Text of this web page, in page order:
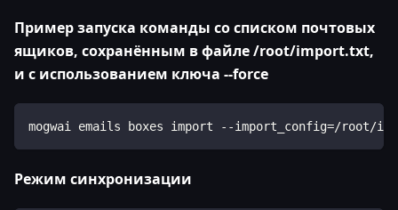
Пример запуска команды со списком почтовых
ящиков, сохранённым в файле /root/import.txt,
и с использованием ключа --force
mogwai emails boxes import --import_config=/root/
Режим синхронизации